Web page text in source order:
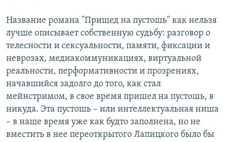
Название романа "Пришед на пустошь" как нельзя
лучше описывает собственную судьбу: разговор о
телесности и сексуальности, памяти, фиксации и
неврозах, медиакоммуникациях, виртуальной
реальности, перформативности и прозрениях,
начавшийся задолго до того, как стал
мейнстримом, в свое время пришел на пустошь, в
никуда. Эта пустошь – или интеллектуальная ниша
– в наше время уже как будто заполнена, но не
вместить в нее переоткрытого Лапицкого было бы